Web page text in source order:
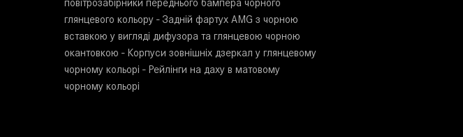
глянцевого кольору - Задній фартух AMG з чорною
вставкою у вигляді дифузора та глянцевою чорною
окантовкою - Корпуси зовнішніх дзеркал у глянцевому
чорному кольорі - Рейлінги на даху в матовому
чорному кольорі